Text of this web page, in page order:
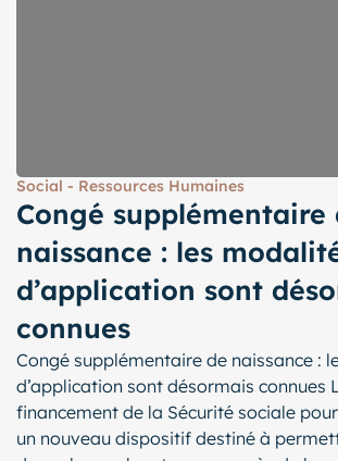
Social - Ressources Humaines
Congé supplémentaire
naissance : les
d’application sont
connues
Congé supplémentaire de naissance :
d’application sont désormais connues
financement de la Sécurité sociale
un nouveau dispositif destiné à